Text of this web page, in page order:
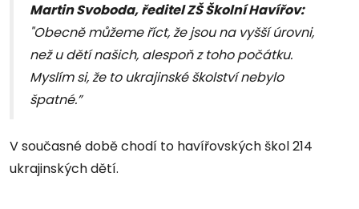
Martin Svoboda, ředitel ZŠ Školní Havířov:
"Obecně můžeme říct, že jsou na vyšší úrovni,
než u dětí našich, alespoň z toho počátku.
Myslím si, že to ukrajinské školství nebylo
špatné.”
V současné době chodí to havířovských škol 214
ukrajinských dětí.